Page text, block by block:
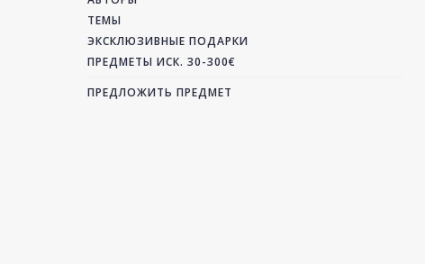
ТЕМЫ
ЭКСКЛЮЗИВНЫЕ ПОДАРКИ
ПРЕДМЕТЫ ИСК. 30-300€
ПРЕДЛОЖИТЬ ПРЕДМЕТ